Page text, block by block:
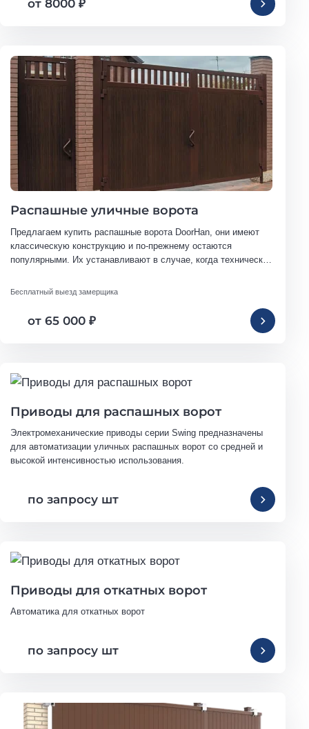
от 8000₽
Распашные уличные ворота
Предлагаем купить распашные ворота DoorHan, они имеют
классическую конструкцию и по-прежнему остаются
популярными. Их устанавливают в случае, когда технически
Бесплатный выезд замерщика
от 65 000₽
Приводы для распашных ворот
Электромеханические приводы серии Swing предназначены
для автоматизации уличных распашных ворот со средней и
высокой интенсивностью использования.
по запросу шт
Приводы для откатных ворот
Автоматика для откатных ворот
по запросу шт